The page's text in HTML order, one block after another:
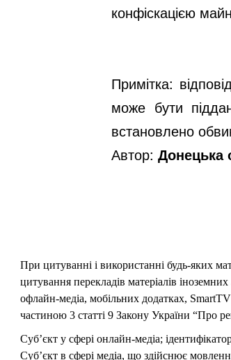
конфіскацією
Примітка:
може бути
встановлено
Автор: Донецька
При цитуванні і використанні будь-яких
цитування перекладів матеріалів
офлайн-медіа, мобільних додатках,
частиною 3 статті 9 Закону України “Про
Суб’єкт у сфері онлайн-медіа;
Суб’єкт в сфері медіа, що здійснює